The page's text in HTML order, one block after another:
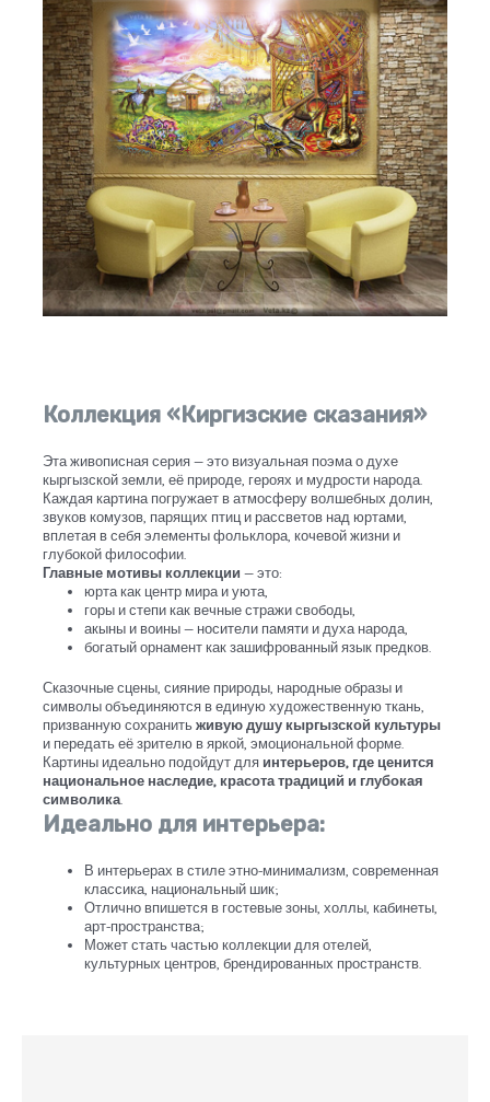
Коллекция «Киргизские сказания»
Эта живописная серия — это визуальная поэма о духе
кыргызской земли, её природе, героях и мудрости народа.
Каждая картина погружает в атмосферу волшебных долин,
звуков комузов, парящих птиц и рассветов над юртами,
вплетая в себя элементы фольклора, кочевой жизни и
глубокой философии.
Главные мотивы коллекции — это:
юрта как центр мира и уюта,
горы и степи как вечные стражи свободы,
акыны и воины — носители памяти и духа народа,
богатый орнамент как зашифрованный язык предков.
Сказочные сцены, сияние природы, народные образы и
символы объединяются в единую художественную ткань,
призванную сохранитьживую душу кыргызской культуры
и передать её зрителю в яркой, эмоциональной форме.
Картины идеально подойдут для интерьеров, где ценится
национальное наследие, красота традиций и глубокая
символика
Идеально для интерьера:
В интерьерах в стиле этно-минимализм, современная
классика, национальный шик;
Отлично впишется в гостевые зоны, холлы, кабинеты,
арт-пространства;
Может стать частью коллекции для отелей,
культурных центров, брендированных пространств.